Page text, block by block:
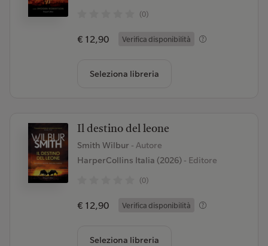
(0)
€ 12,90 Verifica disponibilità
Seleziona libreria
Il destino del leone
Smith Wilbur - Autore
HarperCollins Italia (2026)- Editore
(0)
€ 12,90 Verifica disponibilità
Seleziona libreria